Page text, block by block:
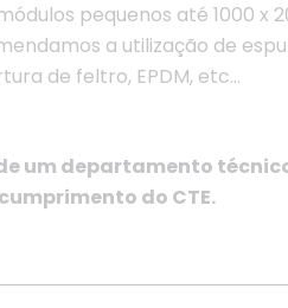
pequenos até 1000 x
a utilização de
de feltro, EPDM, etc…
um departamento
do CTE.